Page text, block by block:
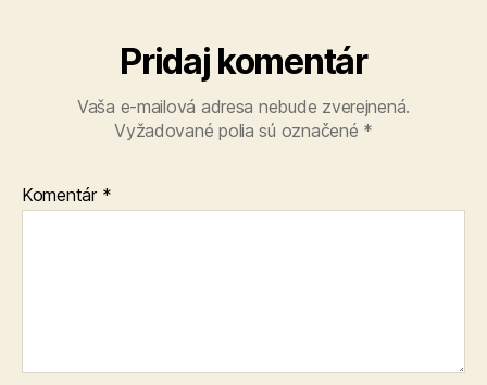
Pridaj komentár
Vaša e-mailová adresa nebude zverejnená.
Vyžadované polia sú označené *
Komentár *